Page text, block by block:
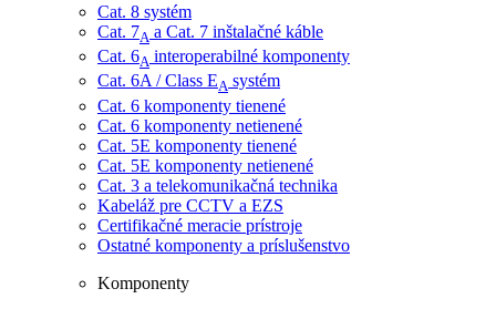
Cat. 8 systém
Cat. 7A ​ a Cat. 7 inštalačné káble
Cat. 6A interoperabilné komponenty
Cat. 6A / Class EA systém
Cat. 6 komponenty tienené
Cat. 6 komponenty netienené
Cat. 5E komponenty tienené
Cat. 5E komponenty netienené
Cat. 3 a telekomunikačná technika
Kabeláž pre CCTV a EZS
Certifikačné meracie prístroje
Ostatné komponenty a príslušenstvo
Komponenty